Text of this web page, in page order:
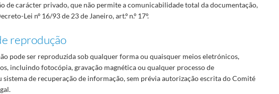
de carácter privado, que não permite a comunicabilidade total da documentação,
Lei nº 16/93 de 23 de Janeiro, art.º n.º 17º.
reprodução
pode ser reproduzida sob qualquer forma ou quaisquer meios eletrónicos,
incluindo fotocópia, gravação magnética ou qualquer processo de
sistema de recuperação de informação, sem prévia autorização escrita do Comité